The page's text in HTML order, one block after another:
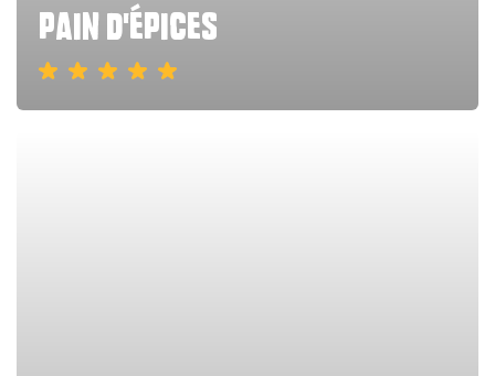
pain d'épices